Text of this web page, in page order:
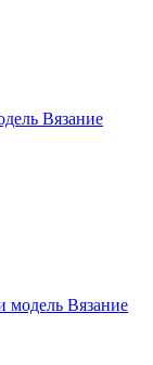
Вязание
модель Вязание